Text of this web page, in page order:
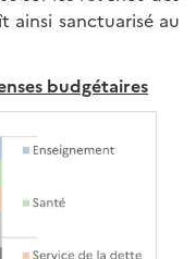
ainsi sanctuarisé au
budgétaires